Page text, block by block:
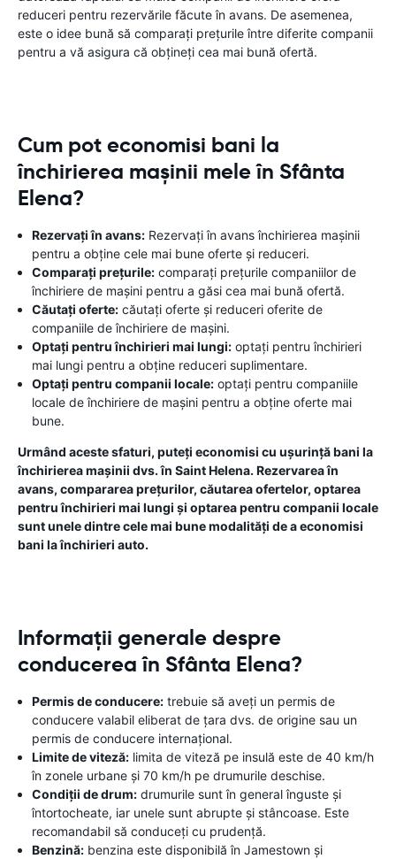
reduceri pentru rezervările făcute în avans. De asemenea,
este o idee bună să comparați prețurile între diferite companii
pentru a vă asigura că obțineți cea mai bună ofertă.
Cum pot economisi bani la
închirierea mașinii mele în Sfânta
Elena?
Rezervați în avans: Rezervați în avans închirierea mașinii
pentru a obține cele mai bune oferte și reduceri.
Comparați prețurile: comparați prețurile companiilor de
închiriere de mașini pentru a găsi cea mai bună ofertă.
Căutați oferte: căutați oferte și reduceri oferite de
companiile de închiriere de mașini.
Optați pentru închirieri mai lungi: optați pentru închirieri
mai lungi pentru a obține reduceri suplimentare.
Optați pentru companii locale: optați pentru companiile
locale de închiriere de mașini pentru a obține oferte mai
bune.
Urmând aceste sfaturi, puteți economisi cu ușurință bani la
închirierea mașinii dvs. în Saint Helena. Rezervarea în
avans, compararea prețurilor, căutarea ofertelor, optarea
pentru închirieri mai lungi și optarea pentru companii locale
sunt unele dintre cele mai bune modalități de a economisi
bani la închirieri auto.
Informații generale despre
conducerea în Sfânta Elena?
Permis de conducere: trebuie să aveți un permis de
conducere valabil eliberat de țara dvs. de origine sau un
permis de conducere internațional.
Limite de viteză: limita de viteză pe insulă este de 40 km/h
în zonele urbane și 70 km/h pe drumurile deschise.
Condiții de drum: drumurile sunt în general înguste și
întortocheate, iar unele sunt abrupte și stâncoase. Este
recomandabil să conduceți cu prudență.
Benzină: benzina este disponibilă în Jamestown și